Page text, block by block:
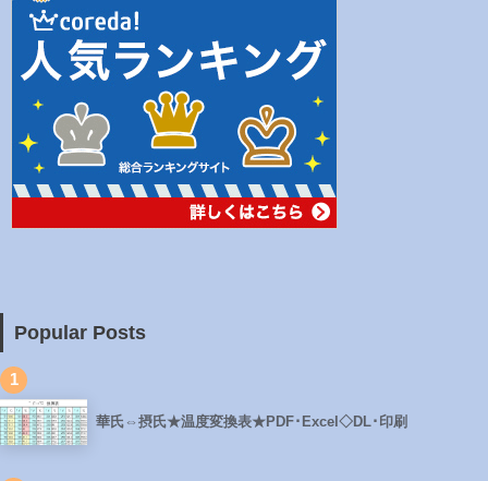
Popular Posts
1
華氏⇔摂氏★温度変換表★PDF･Excel◇DL･印刷